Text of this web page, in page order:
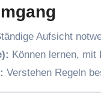
Aufsicht
Können lernen, mit
Verstehen Regeln